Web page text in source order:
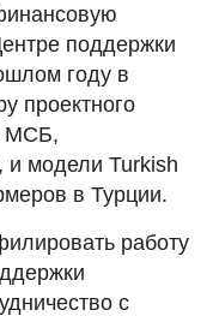
поддержки
году в
проектного
МСБ,
и модели Turkish
в Турции.
работу
с